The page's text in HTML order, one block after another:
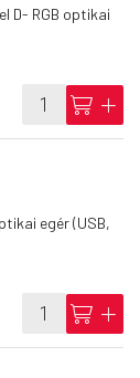
D- RGB optikai
cart add
egér (USB,
cart add